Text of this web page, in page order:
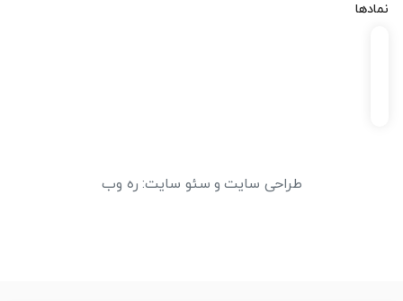
نمادها
طراحی سایت و سئو سایت: ره وب